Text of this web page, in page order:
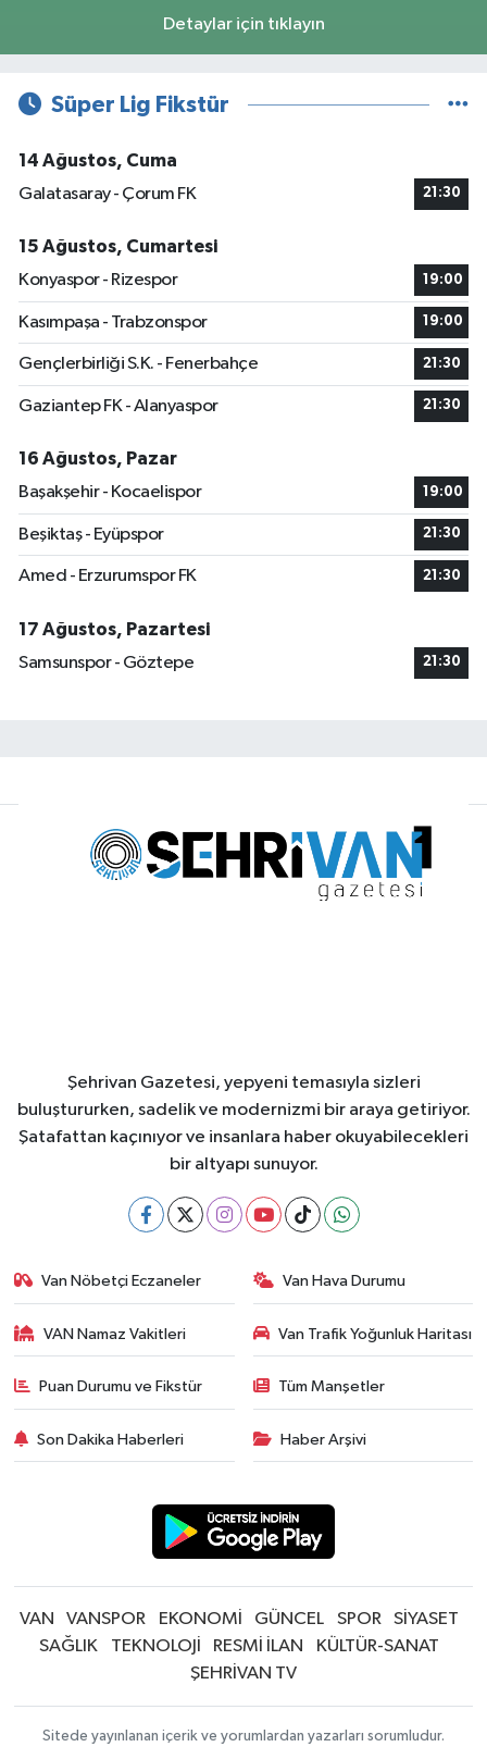
Detaylar için tıklayın
Süper Lig Fikstür
14 Ağustos, Cuma
Galatasaray - Çorum FK
21:30
15 Ağustos, Cumartesi
Konyaspor - Rizespor
19:00
Kasımpaşa - Trabzonspor 19:00
Gençlerbirliği S.K. - Fenerbahçe 21:30
Gaziantep FK - Alanyaspor 21:30
16 Ağustos, Pazar
Başakşehir - Kocaelispor
19:00
Beşiktaş - Eyüpspor 21:30
Amed - Erzurumspor FK 21:30
17 Ağustos, Pazartesi
Samsunspor - Göztepe
21:30
Şehrivan Gazetesi, yepyeni temasıyla sizleri
buluştururken, sadelik ve modernizmi bir araya getiriyor.
Şatafattan kaçınıyor ve insanlara haber okuyabilecekleri
bir altyapı sunuyor.
Van Nöbetçi Eczaneler Van Hava Durumu
VAN Namaz Vakitleri Van Trafik Yoğunluk Haritası
Puan Durumu ve Fikstür Tüm Manşetler
Son Dakika Haberleri Haber Arşivi
VAN VANSPOR EKONOMİ GÜNCEL SPOR
SİYASET
SAĞLIK
TEKNOLOJİ RESMİ İLAN
KÜLTÜR-SANAT
ŞEHRİVAN TV
Sitede yayınlanan içerik ve yorumlardan yazarları sorumludur.